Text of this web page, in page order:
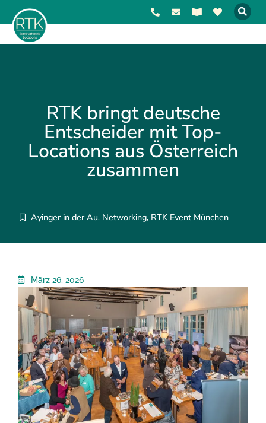
RTK bringt deutsche
Entscheider mit Top-
Locations aus Österreich
zusammen
Ayinger in der Au, Networking, RTK Event München
März 26, 2026